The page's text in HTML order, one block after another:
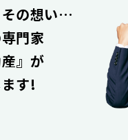
の想い…
門家
』 が
す!